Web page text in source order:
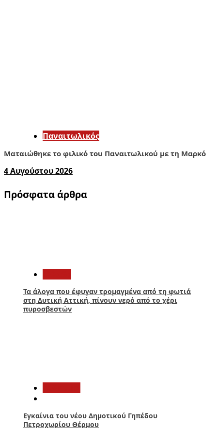
Παναιτωλικός
Ματαιώθηκε το φιλικό του Παναιτωλικού με τη Μαρκό
4 Αυγούστου 2026
Πρόσφατα άρθρα
Τα άλογα που έφυγαν τρομαγμένα από τη φωτιά
στη Δυτική Αττική, πίνουν νερό από το χέρι
πυροσβεστών
Εγκαίνια του νέου Δημοτικού Γηπέδου
Πετροχωρίου Θέρμου